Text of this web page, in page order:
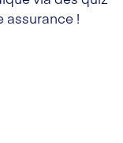
assurance !